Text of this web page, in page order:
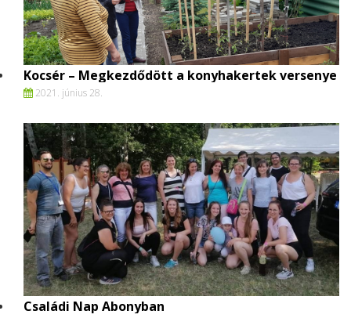
Kocsér – Megkezdődött a konyhakertek versenye
2021. június 28.
Családi Nap Abonyban